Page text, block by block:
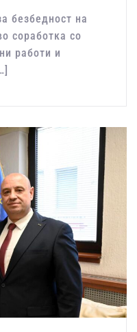
безбедност на
соработка со
работи и